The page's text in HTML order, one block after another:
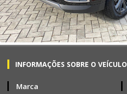
INFORMAÇÕES SOBRE O VEÍCULO
Marca